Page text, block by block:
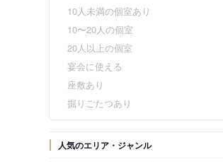
10人未満の個室あり
10〜20人の個室
20人以上の個室
宴会に使える
座敷あり
掘りごたつあり
人気のエリア・ジャンル